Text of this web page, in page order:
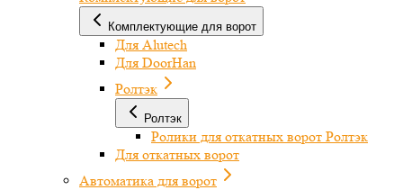
Комплектующие для ворот
Для Alutech
Для DoorHan
Ролтэк
Ролтэк
Ролики для откатных ворот Ролтэк
Для откатных ворот
Автоматика для ворот